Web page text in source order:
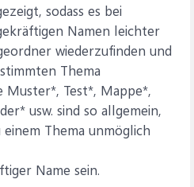
sodass es bei
Namen leichter
wiederzufinden und
Thema
Muster*, Test*, Mappe*,
usw. sind so allgemein,
Thema unmöglich
Name sein.